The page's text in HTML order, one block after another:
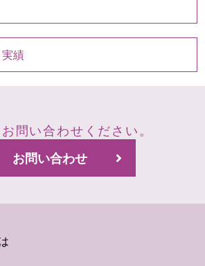
績
問い合わせください。
お問い合わせ